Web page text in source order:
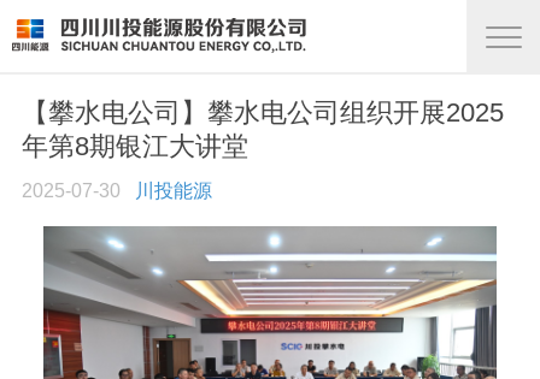
【攀水电公司】攀水电公司组织开展2025
年第8期银江大讲堂
2025-07-30 川投能源